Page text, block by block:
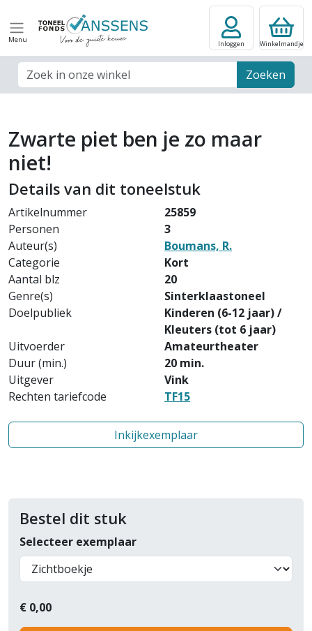
Menu
Zoek veld Zoeken
Inloggen Winkelmandje
Zwarte piet ben je zo maar
niet!
Details van dit toneelstuk
Artikelnummer
25859
Personen
3
Auteur(s)
Boumans, R.
Categorie
Kort
Aantal blz
20
Genre(s)
Sinterklaastoneel
Doelpubliek
Kinderen (6-12 jaar) /
Kleuters (tot 6 jaar)
Uitvoerder
Amateurtheater
Duur (min.)
20 min.
Uitgever
Vink
Rechten tariefcode
TF15
Inkijkexemplaar
Bestel dit stuk
Selecteer exemplaar
€ 0,00